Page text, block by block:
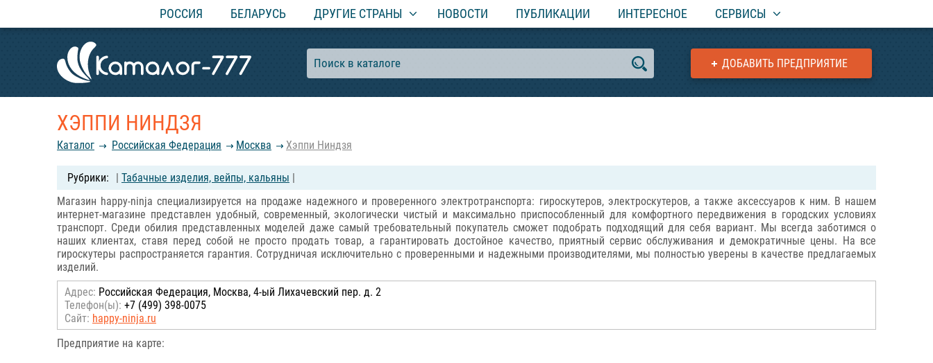
РОССИЯ БЕЛАРУСЬ ДРУГИЕ СТРАНЫ НОВОСТИ ПУБЛИКАЦИИ ИНТЕРЕСНОЕ СЕРВИСЫ
ДОБАВИТЬ ПРЕДПРИЯТИЕ
ХЭППИ НИНДЗЯ
Каталог Российcкая Федерация Москва Хэппи Ниндзя
| Табачные изделия, вейпы, кальяны |
Магазин happy-ninja специализируется на продаже надежного и проверенного электротранспорта: гироскутеров, электроскутеров, а также аксессуаров к ним. В нашем
интернет-магазине представлен удобный, современный, экологически чистый и максимально приспособленный для комфортного передвижения в городских условиях
транспорт. Среди обилия представленных моделей даже самый требовательный покупатель сможет подобрать подходящий для себя вариант. Мы всегда заботимся о
наших клиентах, ставя перед собой не просто продать товар, а гарантировать достойное качество, приятный сервис обслуживания и демократичные цены. На все
гироскутеры распространяется гарантия. Сотрудничая исключительно с проверенными и надежными производителями, мы полностью уверены в качестве предлагаемых
изделий.
Адрес: Российcкая Федерация, Москва, 4-ый Лихачевский пер. д. 2
Телефон(ы): +7 (499) 398-0075
Сайт: happy-ninja.ru
Предприятие на карте: